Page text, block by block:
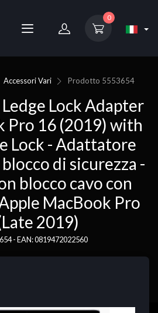
0
Accessori Vari Prodotto 5553654
Lock Adapter
Pro 16 (2019) with
Lock - Adattatore
di sicurezza -
blocco cavo con
MacBook Pro
2019)
- EAN: 0819472022560